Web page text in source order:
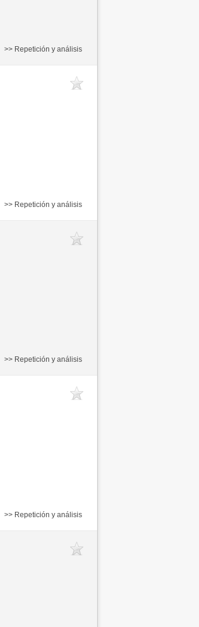
>> Repetición y análisis
>> Repetición y análisis
>> Repetición y análisis
>> Repetición y análisis